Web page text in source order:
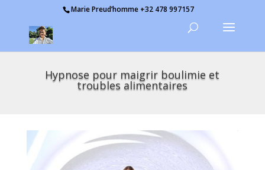
Marie Preud’homme +32 478 997157
Hypnose pour maigrir boulimie et
troubles alimentaires